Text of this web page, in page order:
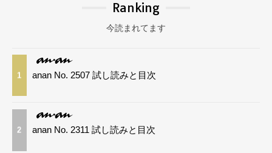
Ranking
今読まれてます
1 anan No. 2507 試し読みと目次
2 anan No. 2311 試し読みと目次